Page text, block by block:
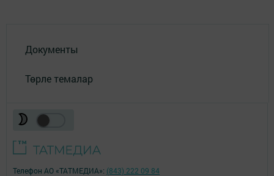
Документы
Төрле темалар
Телефон АО «ТАТМЕДИА»: (843) 222 09 84